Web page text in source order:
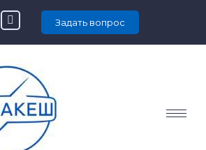
Задать вопрос